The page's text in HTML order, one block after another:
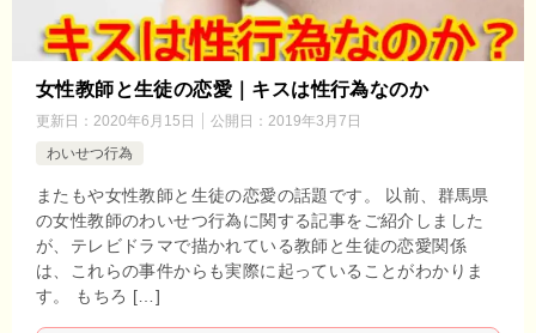
女性教師と生徒の恋愛｜キスは性行為なのか
更新日： 2020年6月15日 公開日： 2019年3月7日
わいせつ行為
またもや女性教師と生徒の恋愛の話題です。 以前、群馬県
の女性教師のわいせつ行為に関する記事をご紹介しました
が、テレビドラマで描かれている教師と生徒の恋愛関係
は、これらの事件からも実際に起っていることがわかりま
す。 もちろ […]